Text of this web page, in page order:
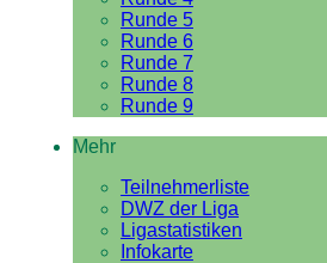
Runde 5
Runde 6
Runde 7
Runde 8
Runde 9
Mehr
Teilnehmerliste
DWZ der Liga
Ligastatistiken
Infokarte